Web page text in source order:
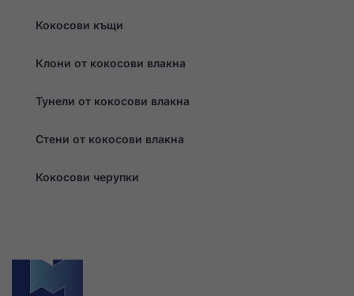
Кокосови къщи
Клони от кокосови влакна
Тунели от кокосови влакна
Стени от кокосови влакна
Кокосови черупки